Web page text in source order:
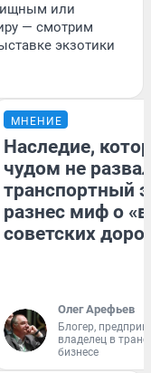
или
— смотрим
экзотики
МНЕНИЕ
Наследие,
чудом не
транспортный
разнес миф о
советских
Олег Арефьев
Блогер,
владелец в
бизнесе